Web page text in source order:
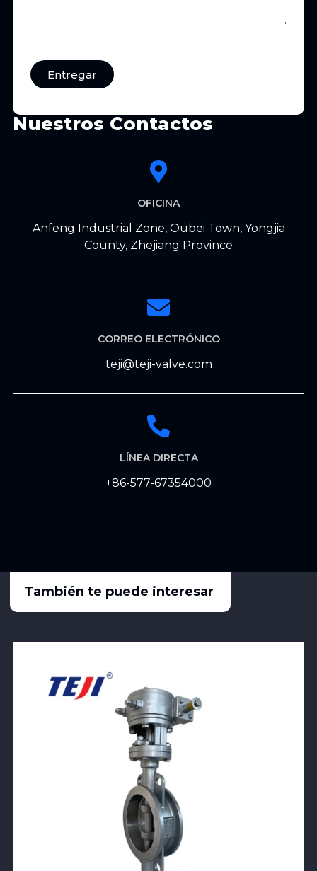
Entregar
Nuestros Contactos
OFICINA
Anfeng Industrial Zone, Oubei Town, Yongjia
County, Zhejiang Province
CORREO ELECTRÓNICO
teji@teji-valve.com
LÍNEA DIRECTA
+86-577-67354000
También te puede interesar